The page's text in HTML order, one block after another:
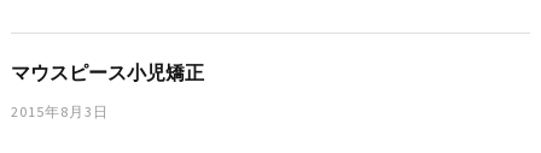
マウスピース小児矯正
2015年8月3日